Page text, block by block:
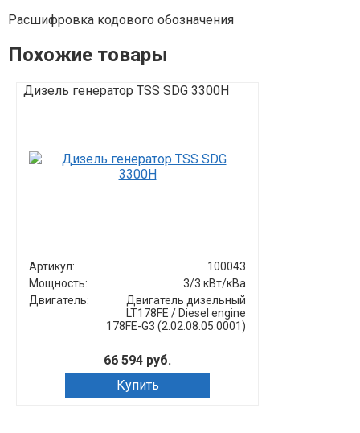
Расшифровка кодового обозначения
Похожие товары
Дизель генератор TSS SDG 3300H
Артикул:
100043
Мощность:
3/3 кВт/кВа
Двигатель:
Двигатель дизельный
LT178FE / Diesel engine
178FE-G3 (2.02.08.05.0001)
66 594 руб.
Купить